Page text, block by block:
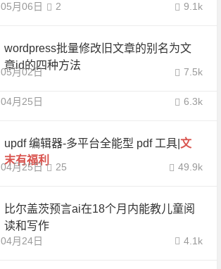
h.chs-eng
05月06日 9.1k
2
wordpress批量修改旧文章的别名为文
章id的四种方法
05月02日 7.5k
04月25日 6.3k
updf 编辑器-多平台全能型 pdf 工具|文
末有福利
04月25日 49.9k
25
比尔盖茨预言ai在18个月内能教儿童阅
读和写作
04月24日 4.1k